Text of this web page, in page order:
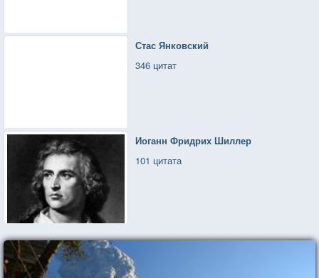
Стас Янковский
346 цитат
Иоганн Фридрих Шиллер
101 цитата